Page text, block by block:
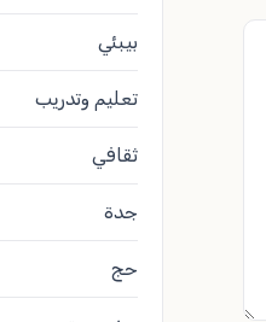
بيبئي
تعليم وتدريب
ثقافي
جدة
حج